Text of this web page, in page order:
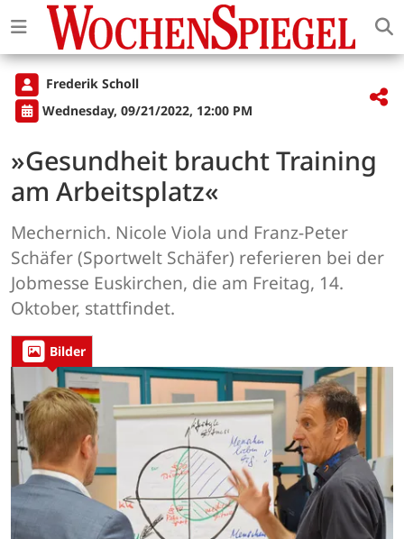
Frederik Scholl
Wednesday, 09/21/2022, 12:00 PM
»Gesundheit braucht Training
am Arbeitsplatz«
Mechernich. Nicole Viola und Franz-Peter
Schäfer (Sportwelt Schäfer) referieren bei der
Jobmesse Euskirchen, die am Freitag, 14.
Oktober, stattfindet.
Bilder